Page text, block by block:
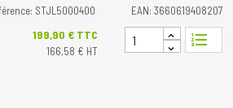
STJL5000400
EAN: 3660619408207
Prix
199,90 € TTC
166,58 € HT
format_list_numbered